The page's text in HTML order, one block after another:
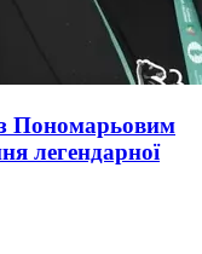
з Пономарьовим
легендарної